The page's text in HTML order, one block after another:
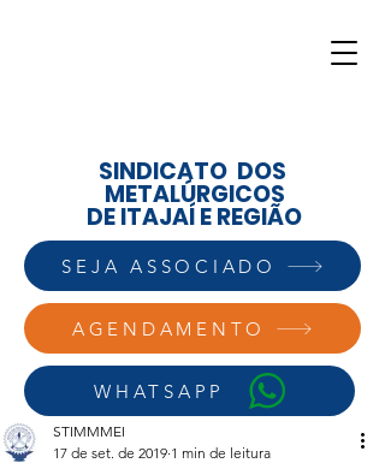
AGENDAMENTO
WHATSAPP
SINDICATO DOS
METALÚRGICOS
DE ITAJAÍ E REGIÃO
SEJA ASSOCIADO
STIMMMEI
17 de set. de 2019 1 min de leitura